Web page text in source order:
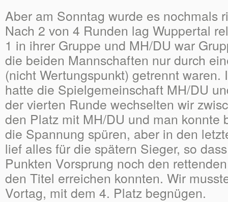
Aber am Sonntag wurde es nochmals
Nach 2 von 4 Runden lag Wuppertal
1 in ihrer Gruppe und MH/DU war
die beiden Mannschaften nur durch
(nicht Wertungspunkt) getrennt waren.
hatte die Spielgemeinschaft MH/DU
der vierten Runde wechselten wir
den Platz mit MH/DU und man konnte
die Spannung spüren, aber in den
lief alles für die spätern Sieger, so
Punkten Vorsprung noch den
den Titel erreichen konnten. Wir
Vortag, mit dem 4. Platz begnügen.